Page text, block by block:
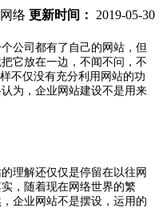
络 更新时间： 2019-05-30
公司都有了自己的网站，但
它放在一边，不闻不问，不
不仅没有充分利用网站的功
为，企业网站建设不是用来
理解还仅仅是停留在以往网
，随着现在网络世界的繁
企业网站不是摆设，运用的